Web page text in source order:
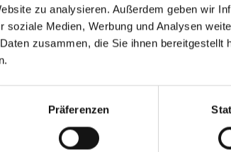
zu analysieren. Außerdem geben wir
soziale Medien, Werbung und Analysen
zusammen, die Sie ihnen bereitgestellt
Präferenzen
Ihre